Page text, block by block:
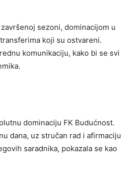
sezoni, dominacijom u
koji su ostvareni.
komunikaciju, kako bi se svi
dominaciju FK Budućnost.
dana, uz stručan rad i afirmaciju
saradnika, pokazala se kao